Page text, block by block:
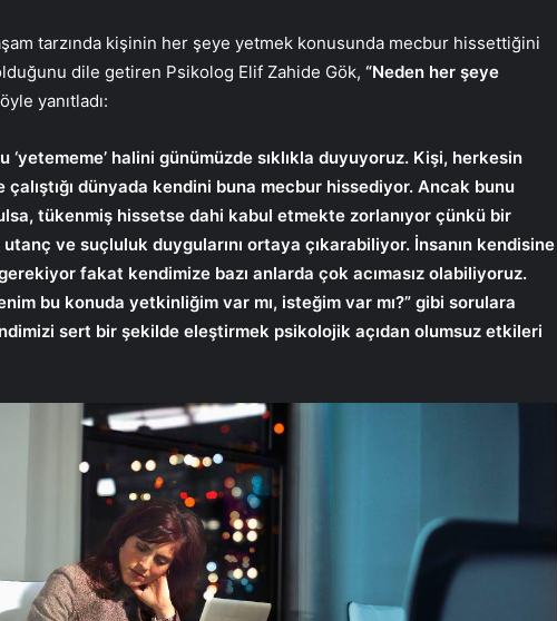
tarzında kişinin her şeye yetmek konusunda mecbur hissettiğini
dile getiren Psikolog Elif Zahide Gök, “Neden her şeye
yanıtladı:
halini günümüzde sıklıkla duyuyoruz. Kişi, herkesin
dünyada kendini buna mecbur hissediyor. Ancak bunu
tükenmiş hissetse dahi kabul etmekte zorlanıyor çünkü bir
ve suçluluk duygularını ortaya çıkarabiliyor. İnsanın kendisine
fakat kendimize bazı anlarda çok acımasız olabiliyoruz.
bu konuda yetkinliğim var mı, isteğim var mı?” gibi sorulara
sert bir şekilde eleştirmek psikolojik açıdan olumsuz etkileri